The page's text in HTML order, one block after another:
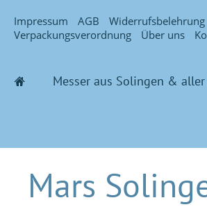
Impressum AGB Widerrufsbelehrung
Verpackungsverordnung
Über uns
Messer aus Solingen &
Mars